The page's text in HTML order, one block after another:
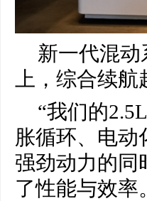
新一代混
上，综合续航
“我们的
胀循环、电动
强劲动力的同
了性能与效率